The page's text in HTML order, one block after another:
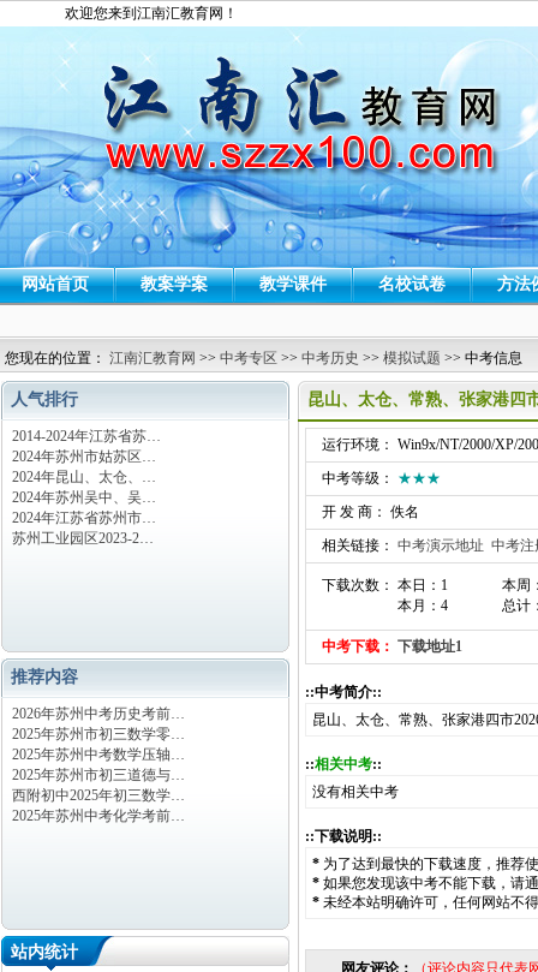
欢迎您来到江南汇教育网！
网站首页 教案学案 教学课件 名校试卷 方法
您现在的位置： 江南汇教育网 >> 中考专区 >> 中考历史 >> 模拟试题 >> 中考信息
人气排行
2014-2024年江苏省苏…
2024年苏州市姑苏区…
2024年昆山、太仓、…
2024年苏州吴中、吴…
2024年江苏省苏州市…
苏州工业园区2023-2…
推荐内容
2026年苏州中考历史考前…
2025年苏州市初三数学零…
2025年苏州中考数学压轴…
2025年苏州市初三道德与…
西附初中2025年初三数学…
2025年苏州中考化学考前…
站内统计
昆山、太仓、常熟、张家港四
运行环境： Win9x/NT/2000/XP/
中考等级： ★★★
开 发 商： 佚名
相关链接： 中考演示地址 中考注
下载次数： 本日：1
本月：4
本周
总计
中考下载： 下载地址1
::中考简介::
昆山、太仓、常熟、张家港四市
::相关中考::
没有相关中考
::下载说明::
* 为了达到最快的下载速度，推荐
* 如果您发现该中考不能下载，请
* 未经本站明确许可，任何网站不
网友评论： （评论内容只代